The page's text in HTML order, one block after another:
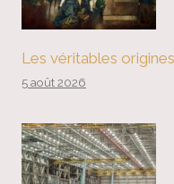
Les véritables
5 août 2026